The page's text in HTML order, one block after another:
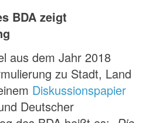
BDA zeigt
aus dem Jahr 2018
zu Stadt, Land
Diskussionspapier
Deutscher